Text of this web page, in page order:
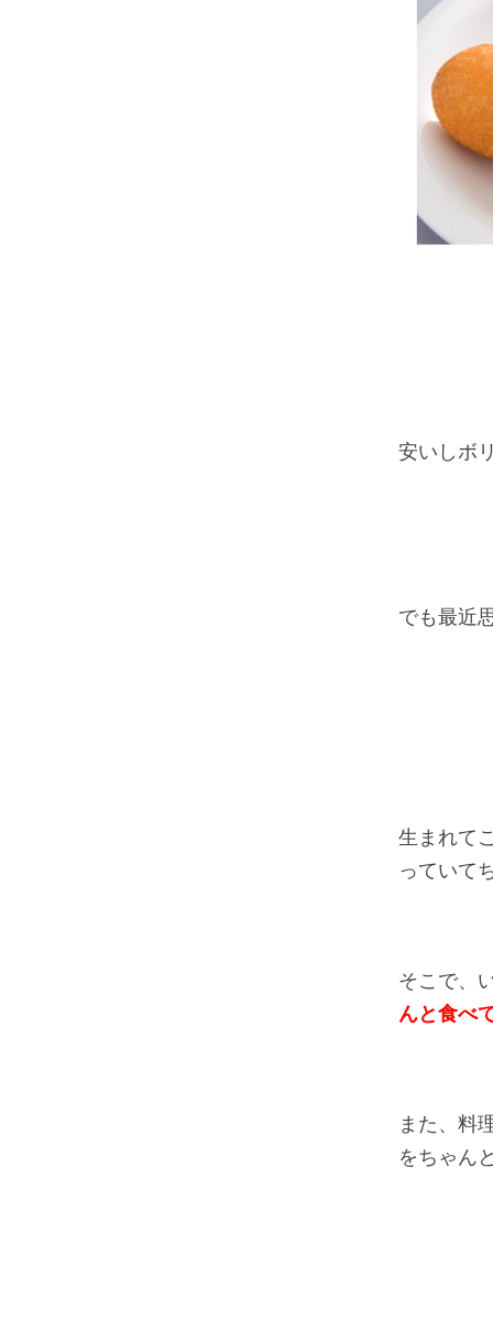
安いしボ
でも最近
生まれて
っていて
そこで、
んと食べ
また、料
をちゃん